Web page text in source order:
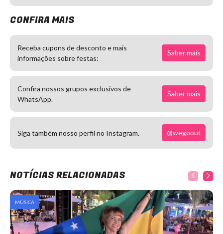
CONFIRA MAIS
Receba cupons de desconto e mais
informações sobre festas:
Saber mais
Confira nossos grupos exclusivos de
WhatsApp.
Saber mais
Siga também nosso perfil no Instagram. @wegoout
NOTÍCIAS RELACIONADAS
MÚSICA